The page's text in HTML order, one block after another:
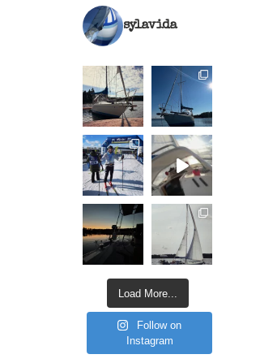
sylavida
Load More...
Follow on
Instagram